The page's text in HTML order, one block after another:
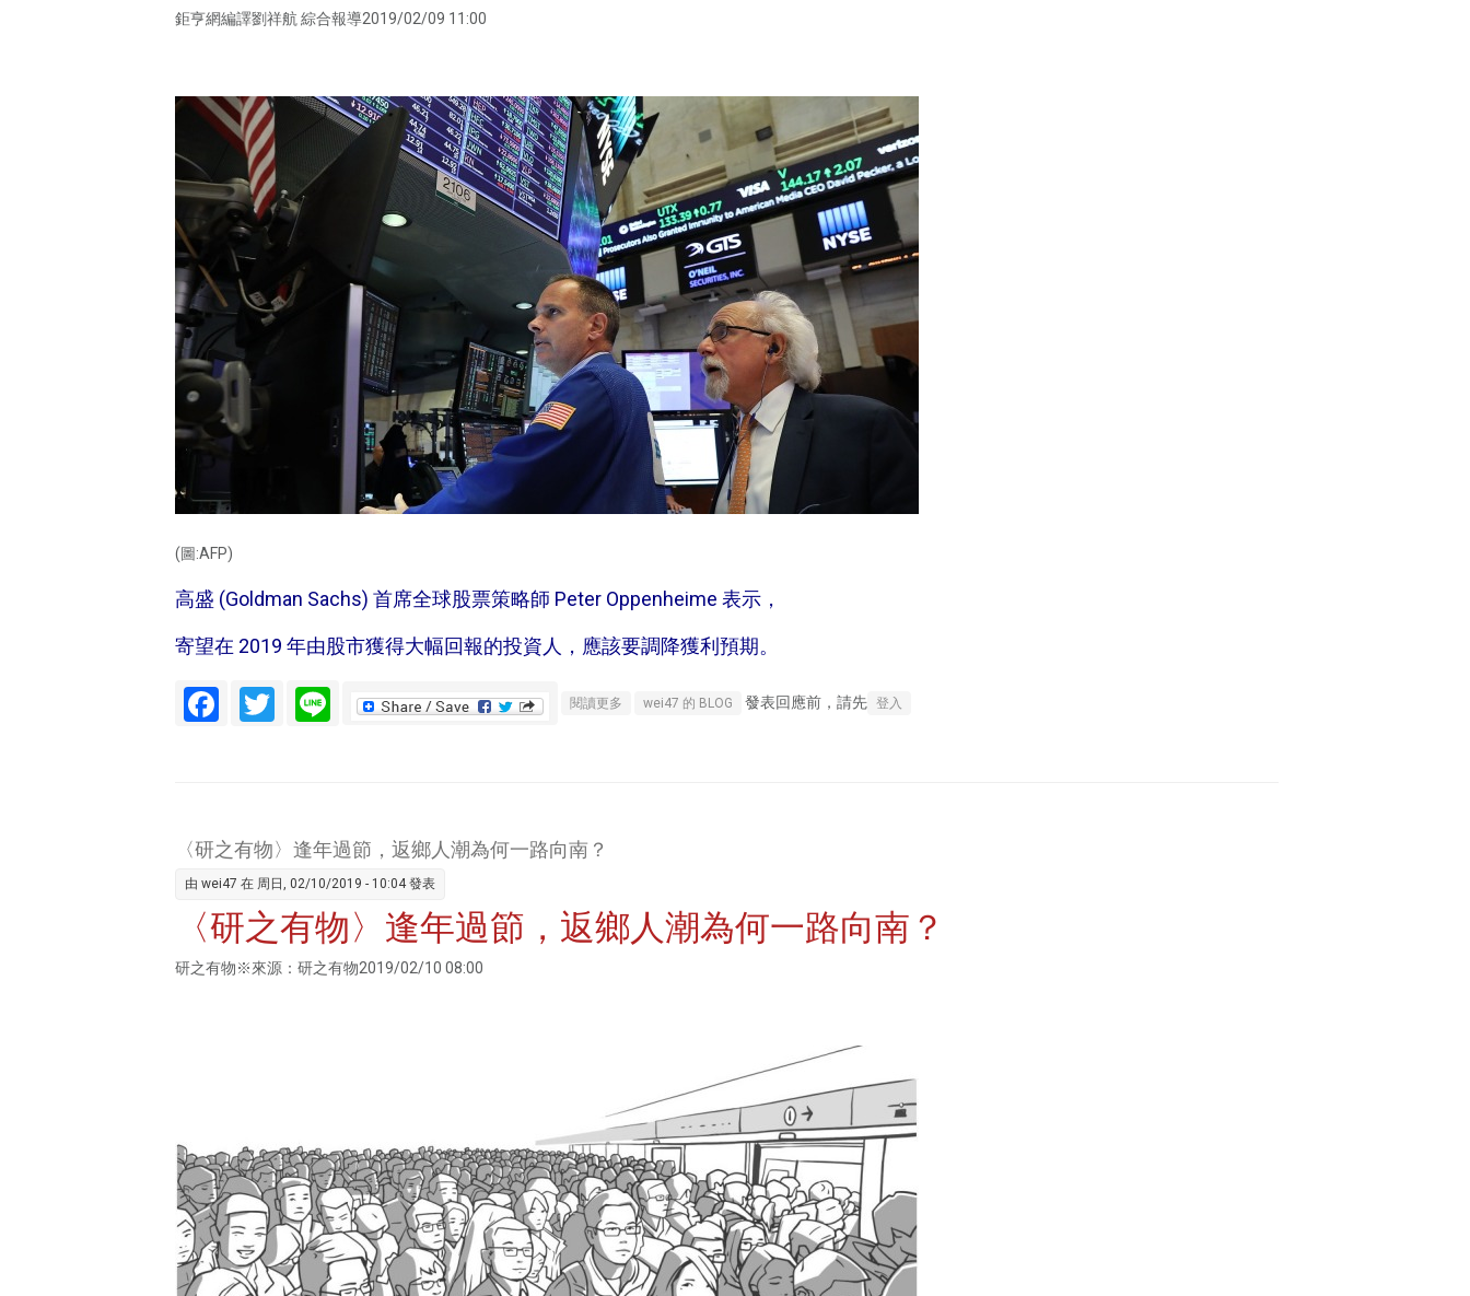
鉅亨網編譯劉祥航 綜合報導2019/02/09 11:00
(圖:AFP)
高盛 (Goldman Sachs) 首席全球股票策略師 Peter Oppenheime 表示，
寄望在 2019 年由股市獲得大幅回報的投資人，應該要調降獲利預期。
Facebook
Twitter
Line 閱讀更多 關於高盛：漲多之後 投資人應調降今年股市獲利預期
wei47 的 BLOG 發表回應前，請先 登入
〈研之有物〉逢年過節，返鄉人潮為何一路向南？
由 wei47 在 周日, 02/10/2019 - 10:04 發表
〈研之有物〉逢年過節，返鄉人潮為何一路向南？
研之有物※來源：研之有物2019/02/10 08:00